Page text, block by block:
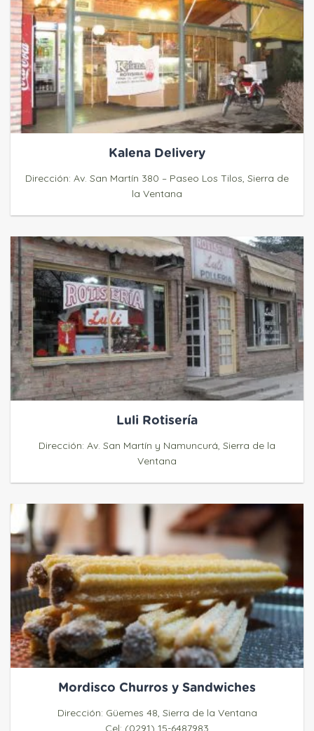
Kalena Delivery
Dirección: Av. San Martín 380 – Paseo Los Tilos, Sierra de
la Ventana
Luli Rotisería
Dirección: Av. San Martín y Namuncurá, Sierra de la
Ventana
Mordisco Churros y Sandwiches
Dirección: Güemes 48, Sierra de la Ventana
Cel: (0291) 15-6487983